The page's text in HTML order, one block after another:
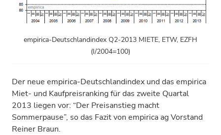
empirica-Deutschlandindex Q2-2013 MIETE, ETW, EZFH
(I/2004=100)
Der neue empirica-Deutschlandindex und das empirica
Miet- und Kaufpreis­ranking für das zweite Quartal
2013 liegen vor: “Der Preis­anstieg macht
Sommerpause”, so das Fazit von empirica ag Vorstand
Reiner Braun.